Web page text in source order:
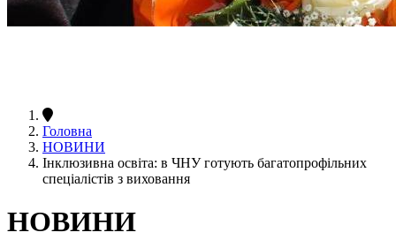
Головна
НОВИНИ
Інклюзивна освіта: в ЧНУ готують багатопрофільних
спеціалістів з виховання
НОВИНИ